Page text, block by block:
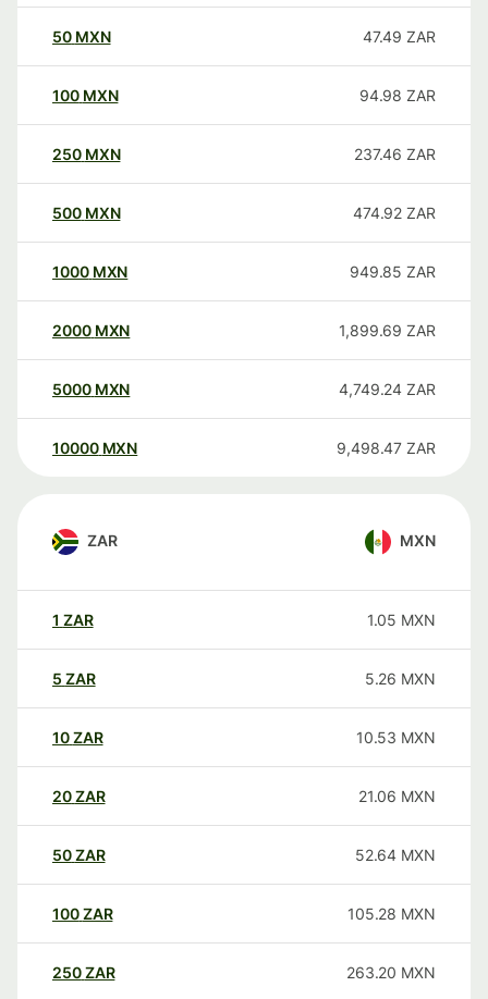
50 MXN 47.49 ZAR
100 MXN 94.98 ZAR
250 MXN 237.46 ZAR
500 MXN 474.92 ZAR
1000 MXN 949.85 ZAR
2000 MXN 1,899.69 ZAR
5000 MXN 4,749.24 ZAR
10000 MXN 9,498.47 ZAR
ZAR MXN
1 ZAR 1.05 MXN
5 ZAR 5.26 MXN
10ZAR 10.53 MXN
20ZAR 21.06 MXN
50ZAR 52.64 MXN
100ZAR 105.28 MXN
250ZAR 263.20 MXN